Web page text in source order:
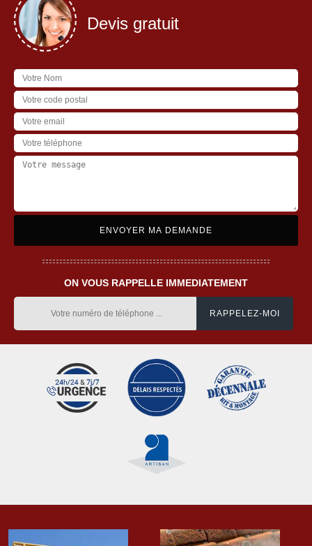
Devis gratuit
ON VOUS RAPPELLE IMMEDIATEMENT